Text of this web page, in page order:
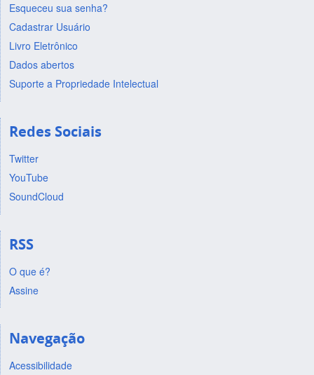
Esqueceu sua senha?
Cadastrar Usuário
Livro Eletrônico
Dados abertos
Suporte a Propriedade Intelectual
Redes Sociais
Twitter
YouTube
SoundCloud
RSS
O que é?
Assine
Navegação
Acessibilidade